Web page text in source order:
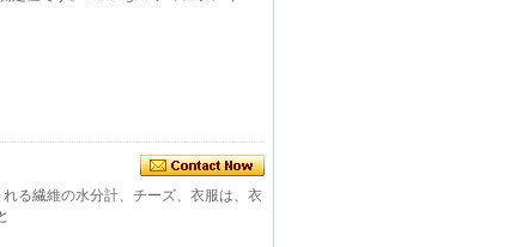
る繊維の水分計、チーズ、衣服は、衣